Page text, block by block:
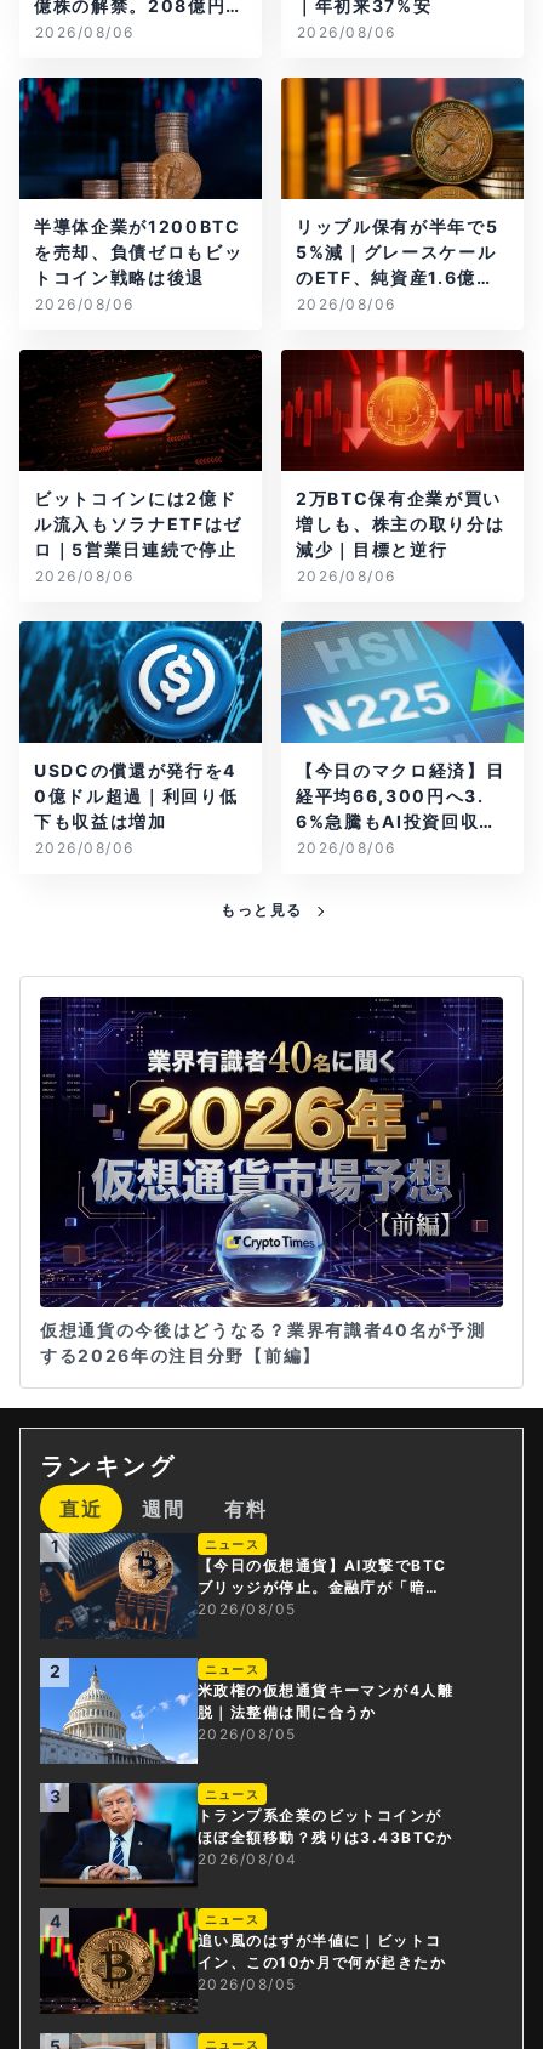
億株の解禁。208億円相
当のBTCが盗難
2026/08/06
｜年初来37%安
2026/08/06
半導体企業が1200BTC
を売却、負債ゼロもビッ
トコイン戦略は後退
2026/08/06
リップル保有が半年で5
5%減｜グレースケール
のETF、純資産1.6億ド
ル減
2026/08/06
ビットコインには2億ド
ル流入もソラナETFはゼ
ロ｜5営業日連続で停止
2026/08/06
2万BTC保有企業が買い
増しも、株主の取り分は
減少｜目標と逆行
2026/08/06
USDCの償還が発行を4
0億ドル超過｜利回り低
下も収益は増加
2026/08/06
【今日のマクロ経済】日
経平均66,300円へ3.
6%急騰もAI投資回収懸
念が再燃
2026/08/06
もっと見る
仮想通貨の今後はどうなる？業界有識者40名が予測
する2026年の注目分野【前編】
ランキング
直近 週間 有料
1 ニュース
【今日の仮想通貨】AI攻撃でBTC
ブリッジが停止。金融庁が「暗号
資産・ステーブルコイン課」新設
2026/08/05
2 ニュース
米政権の仮想通貨キーマンが4人離
脱｜法整備は間に合うか
2026/08/05
3 ニュース
トランプ系企業のビットコインが
ほぼ全額移動？残りは3.43BTCか
2026/08/04
4 ニュース
追い風のはずが半値に｜ビットコ
イン、この10か月で何が起きたか
2026/08/05
ニュース